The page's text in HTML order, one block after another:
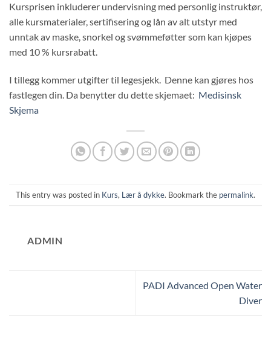
Kursprisen inkluderer undervisning med personlig instruktør,
alle kursmaterialer, sertifisering og lån av alt utstyr med
unntak av maske, snorkel og svømmeføtter som kan kjøpes
med 10 % kursrabatt.
I tillegg kommer utgifter til legesjekk. Denne kan gjøres hos
fastlegen din. Da benytter du dette skjemaet: Medisinsk
Skjema
This entry was posted in Kurs, Lær å dykke. Bookmark the permalink.
ADMIN
PADI Advanced Open Water
Diver